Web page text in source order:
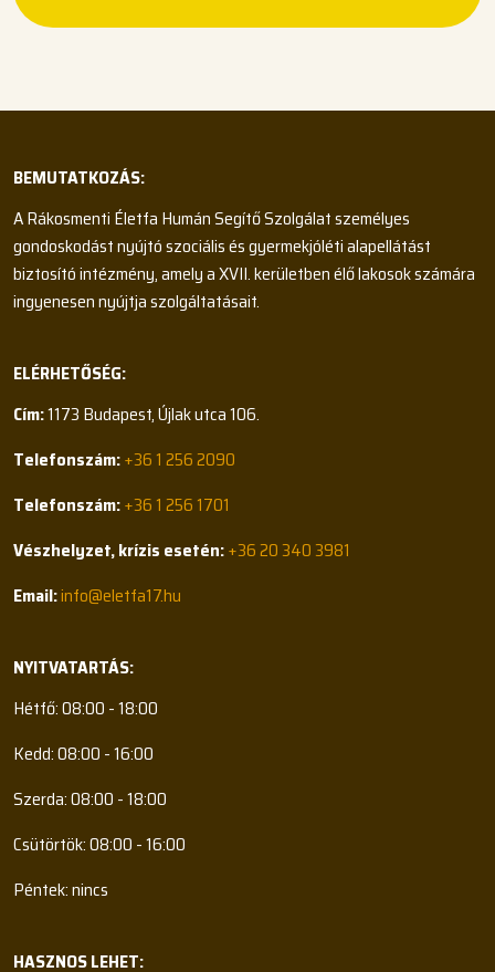
BEMUTATKOZÁS:
A Rákosmenti Életfa Humán Segítő Szolgálat személyes
gondoskodást nyújtó szociális és gyermekjóléti alapellátást
biztosító intézmény, amely a XVII. kerületben élő lakosok számára
ingyenesen nyújtja szolgáltatásait.
ELÉRHETŐSÉG:
Cím:1173 Budapest, Újlak utca 106.
Telefonszám:+36 1 256 2090
Telefonszám:+36 1 256 1701
Vészhelyzet, krízis esetén:+36 20 340 3981
Email:info@eletfa17.hu
NYITVATARTÁS:
Hétfő: 08:00 - 18:00
Kedd: 08:00 - 16:00
Szerda: 08:00 - 18:00
Csütörtök: 08:00 - 16:00
Péntek: nincs
HASZNOS LEHET: